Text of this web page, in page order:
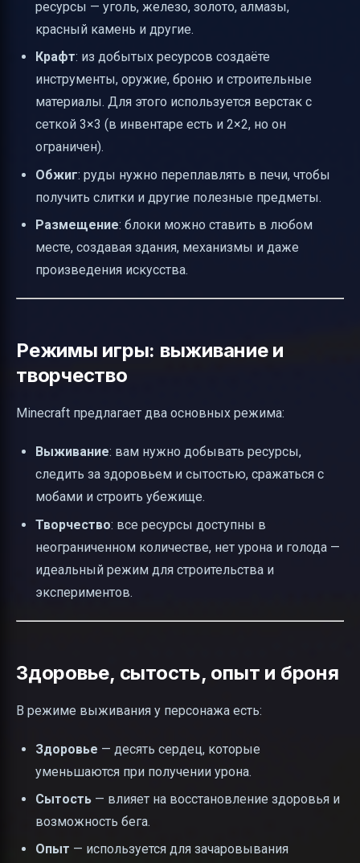
ресурсы — уголь, железо, золото, алмазы,
красный камень и другие.
Крафт: из добытых ресурсов создаёте
инструменты, оружие, броню и строительные
материалы. Для этого используется верстак с
сеткой 3×3 (в инвентаре есть и 2×2, но он
ограничен).
Обжиг: руды нужно переплавлять в печи, чтобы
получить слитки и другие полезные предметы.
Размещение: блоки можно ставить в любом
месте, создавая здания, механизмы и даже
произведения искусства.
Режимы игры: выживание и
творчество
Minecraft предлагает два основных режима:
Выживание: вам нужно добывать ресурсы,
следить за здоровьем и сытостью, сражаться с
мобами и строить убежище.
Творчество: все ресурсы доступны в
неограниченном количестве, нет урона и голода —
идеальный режим для строительства и
экспериментов.
Здоровье, сытость, опыт и броня
В режиме выживания у персонажа есть:
Здоровье — десять сердец, которые
уменьшаются при получении урона.
Сытость — влияет на восстановление здоровья и
возможность бега.
Опыт — используется для зачаровывания